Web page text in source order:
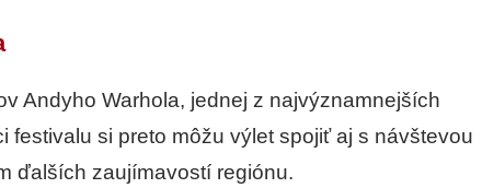
Andyho Warhola, jednej z najvýznamnejších
si preto môžu výlet spojiť aj s návštevou
ďalších zaujímavostí regiónu.